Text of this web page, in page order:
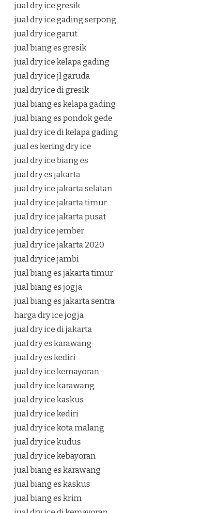
jual dry ice gresik
jual dry ice gading serpong
jual dry ice garut
jual biang es gresik
jual dry ice kelapa gading
jual dry ice jl garuda
jual dry ice di gresik
jual biang es kelapa gading
jual biang es pondok gede
jual dry ice di kelapa gading
jual es kering dry ice
jual dry ice biang es
jual dry es jakarta
jual dry ice jakarta selatan
jual dry ice jakarta timur
jual dry ice jakarta pusat
jual dry ice jember
jual dry ice jakarta 2020
jual dry ice jambi
jual biang es jakarta timur
jual biang es jogja
jual biang es jakarta sentra
harga dry ice jogja
jual dry ice di jakarta
jual dry es karawang
jual dry es kediri
jual dry ice kemayoran
jual dry ice karawang
jual dry ice kaskus
jual dry ice kediri
jual dry ice kota malang
jual dry ice kudus
jual dry ice kebayoran
jual biang es karawang
jual biang es kaskus
jual biang es krim